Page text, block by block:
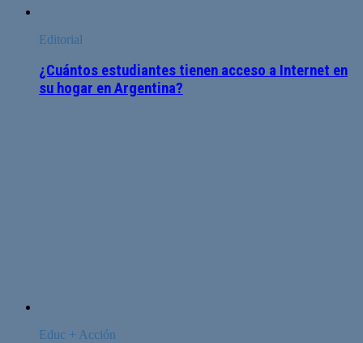
Editorial
¿Cuántos estudiantes tienen acceso a Internet en
su hogar en Argentina?
Educ + Acción